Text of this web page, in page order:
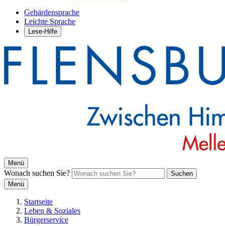
Gebärdensprache
Leichte Sprache
Lese-Hilfe
Menü
Wonach suchen Sie?
Suchen
Menü
Startseite
Leben & Soziales
Bürgerservice